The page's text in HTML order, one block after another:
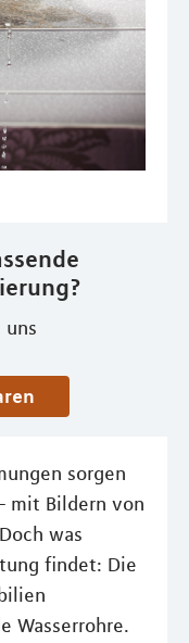
uns
sorgen
mit Bildern von
was
findet: Die
Wasserrohre.